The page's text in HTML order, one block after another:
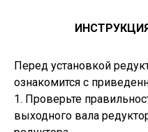
Перед установкой
ознакомится с
1. Проверьте
выходного вала